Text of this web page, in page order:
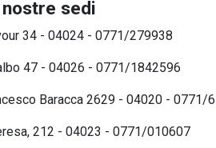
nostre sedi
34 - 04024 - 0771/279938
47 - 04026 - 0771/1842596
Baracca 2629 - 04020 - 0771/
212 - 04023 - 0771/010607